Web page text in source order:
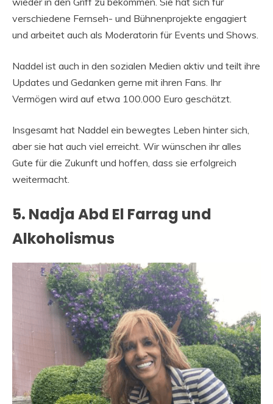
verschiedene Fernseh- und Bühnenprojekte engagiert
und arbeitet auch als Moderatorin für Events und Shows.
Naddel ist auch in den sozialen Medien aktiv und teilt ihre
Updates und Gedanken gerne mit ihren Fans. Ihr
Vermögen wird auf etwa 100.000 Euro geschätzt.
Insgesamt hat Naddel ein bewegtes Leben hinter sich,
aber sie hat auch viel erreicht. Wir wünschen ihr alles
Gute für die Zukunft und hoffen, dass sie erfolgreich
weitermacht.
5. Nadja Abd El Farrag und
Alkoholismus